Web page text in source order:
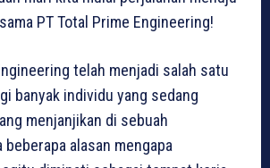
PT Total Prime Engineering!
telah menjadi salah satu
banyak individu yang sedang
menjanjikan di sebuah
beberapa alasan mengapa